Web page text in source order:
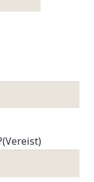
(Vereist)